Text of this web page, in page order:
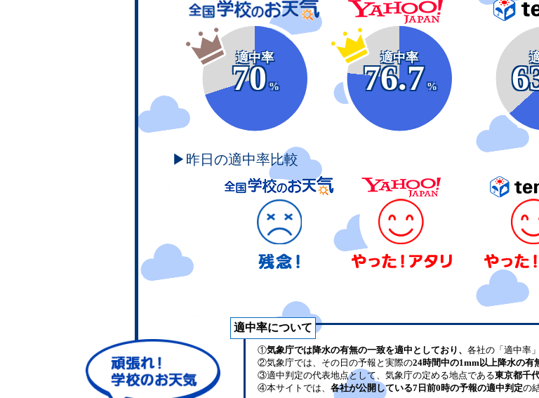
適中率
70
%
適中率
76.7
%
▶昨日の適中率比較
適中率について
①気象庁では降水の有無の一致を適中としており、 各社の「適中率
②気象庁では、その日の予報と実際の24時間中の1mm以上降水の有
③適中判定の代表地点として、気象庁の定める地点である東京都千
④本サイトでは、 各社が公開している7日前0時の予報の適中判定の